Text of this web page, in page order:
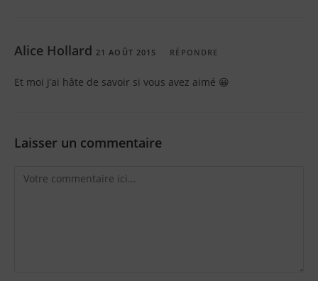
Alice Hollard 21 AOÛT 2015 RÉPONDRE
Et moi j’ai hâte de savoir si vous avez aimé 😀
Laisser un commentaire